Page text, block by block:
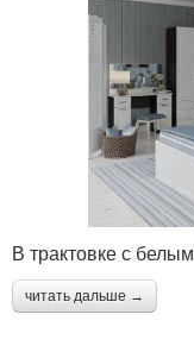
В трактовке с белым
читать дальше →